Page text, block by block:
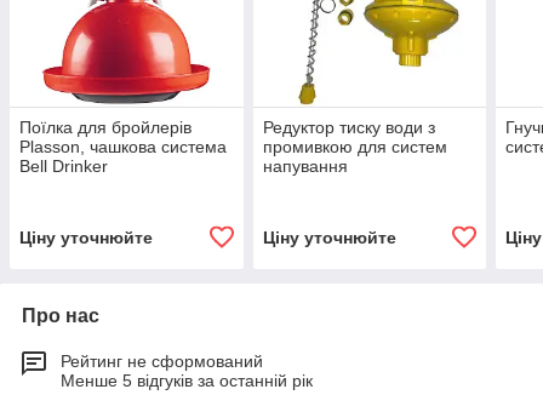
Поїлка для бройлерів
Plasson, чашкова система
Bell Drinker
Ціну уточнюйте
Редуктор тиску води з
промивкою для систем
напування
Ціну уточнюйте
Про нас
Рейтинг не сформований
Менше 5 відгуків за останній рік